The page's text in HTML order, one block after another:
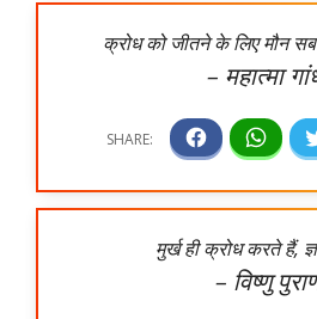
क्रोध को जीतने के लिए मौन
– महात्मा
मुर्ख ही क्रोध करते हैं,
– विष्णु